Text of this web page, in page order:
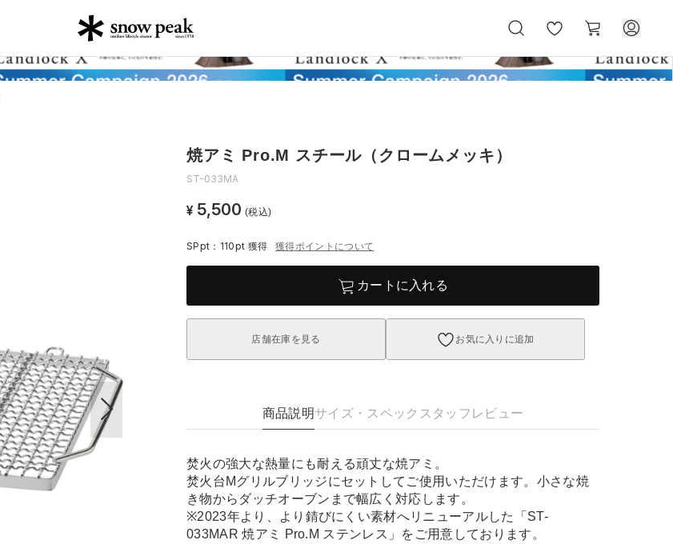
気
に
ー
ト
焼アミ Pro.M スチール（クロームメッキ）
ST-033MA
¥ 5,500 (税込)
SPpt：110pt 獲得 獲得ポイントについて
カートに入れる
店舗在庫を見る お気に入りに追加
商品説明サイズ・スペック スタッフレビュー
焚火の強大な熱量にも耐える頑丈な焼アミ。
焚火台Mグリルブリッジにセットしてご使用いただけます。小さな焼
き物からダッチオーブンまで幅広く対応します。
※2023年より、より錆びにくい素材へリニューアルした「ST-
033MAR 焼アミ Pro.M ステンレス」をご用意しております。